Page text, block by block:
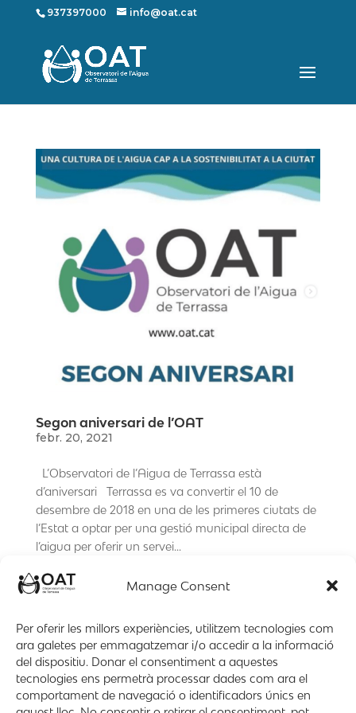
Manage Consent
Per oferir les millors experiències, utilitzem tecnologies com
ara galetes per emmagatzemar i/o accedir a la informació
del dispositiu. Donar el consentiment a aquestes
tecnologies ens permetrà processar dades com ara el
comportament de navegació o identificadors únics en
937397000 info@oat.cat
Segon aniversari de l’OAT
febr. 20, 2021
L’Observatori de l’Aigua de Terrassa està
d’aniversari Terrassa es va convertir el 10 de
desembre de 2018 en una de les primeres ciutats de
l’Estat a optar per una gestió municipal directa de
l’aigua per oferir un servei...
Balanç de la gestió de l’OAT – premsa
Notícia diari Malarrassa: “Balanç de dos anys de
gestió de l’OAT” Informe de l’anàlisi de l’Audiència
pública de l’Observatori de l’Aigua de Terrassa.
Article_Diari_Malarassa_OAT_gener_2021 ...